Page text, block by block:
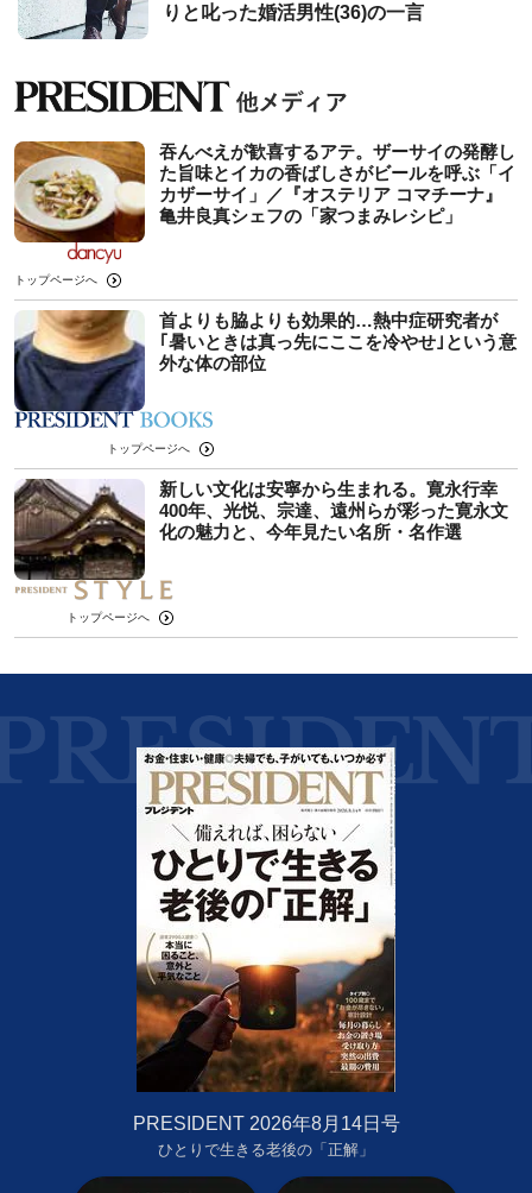
りと叱った婚活男性(36)の一言
吞んべえが歓喜するアテ。ザーサイの発酵し
た旨味とイカの香ばしさがビールを呼ぶ「イ
カザーサイ」／『オステリア コマチーナ』
⻲井良真シェフの「家つまみレシピ」
トップページへ
首よりも脇よりも効果的…熱中症研究者が
｢暑いときは真っ先にここを冷やせ｣という意
外な体の部位
トップページへ
新しい文化は安寧から生まれる。寛永行幸
400年、光悦、宗達、遠州らが彩った寛永文
化の魅力と、今年見たい名所・名作選
トップページへ
PRESIDENT 2026年8月14日号
ひとりで生きる老後の「正解」